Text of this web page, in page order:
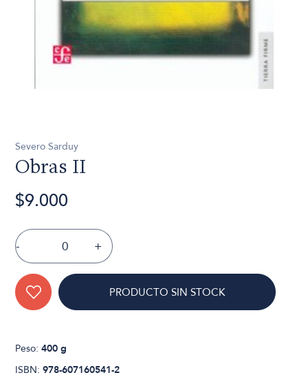
Severo Sarduy
Obras II
$9.000
- +
PRODUCTO SIN STOCK
Peso:400 g
ISBN:978-607160541-2